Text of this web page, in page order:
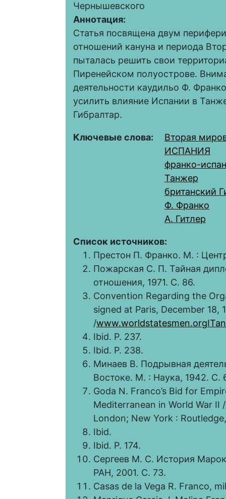
Чернышевского
Аннотация:
Статья посвящена двум
отношений кануна и периода
пыталась решить свои
Пиренейском полуострове.
деятельности каудильо Ф.
усилить влияние Испании в
Гибралтар.
Ключевые слова:
Вторая
ИСПАНИЯ
франко-
Танжер
британский
Ф. Франко
А. Гитлер
Список источников:
Престон П. Франко. М. :
Пожарская С. П. Тайная
отношения, 1971. С. 86.
Convention Regarding the
signed at Paris, December 18,
/
Ibid. P. 237.
Ibid. P. 238.
Минаев В. Подрывная
Востоке. М. : Наука, 1942. С.
Goda N. Franco’s Bid for
Mediterranean in World War II
London; New York :
Ibid.
Ibid. P. 174.
Сергеев М. С. История
РАН, 2001. С. 73.
Casas de la Vega R. Franco,